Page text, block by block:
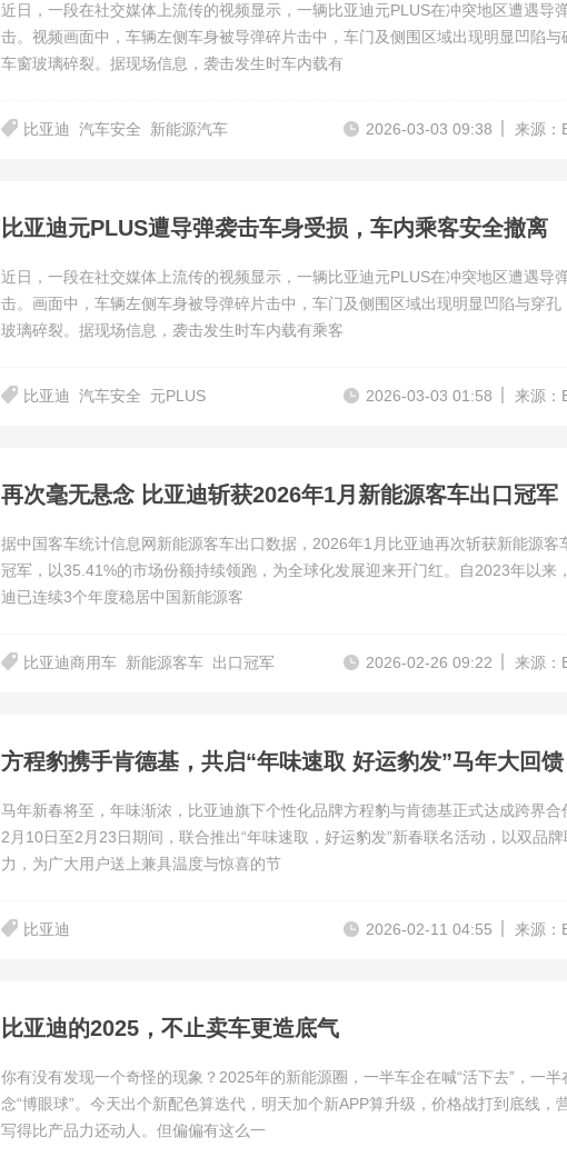
近日，一段在社交媒体上流传的视频显示，一辆比亚迪元PLUS在冲突地区遭遇导
击。视频画面中，车辆左侧车身被导弹碎片击中，车门及侧围区域出现明显凹陷与
车窗玻璃碎裂。据现场信息，袭击发生时车内载有
比亚迪 汽车安全 新能源汽车 来源：
2026-03-03 09:38
比亚迪元PLUS遭导弹袭击车身受损，车内乘客安全撤离
近日，一段在社交媒体上流传的视频显示，一辆比亚迪元PLUS在冲突地区遭遇导
击。画面中，车辆左侧车身被导弹碎片击中，车门及侧围区域出现明显凹陷与穿孔
玻璃碎裂。据现场信息，袭击发生时车内载有乘客
比亚迪 汽车安全 元PLUS 来源：
2026-03-03 01:58
再次毫无悬念 比亚迪斩获2026年1月新能源客车出口冠军
据中国客车统计信息网新能源客车出口数据，2026年1月比亚迪再次斩获新能源客
冠军，以35.41%的市场份额持续领跑，为全球化发展迎来开门红。自2023年以来
迪已连续3个年度稳居中国新能源客
比亚迪商用车 新能源客车 出口冠军 来源：
2026-02-26 09:22
方程豹携手肯德基，共启“年味速取 好运豹发”马年大回馈
马年新春将至，年味渐浓，比亚迪旗下个性化品牌方程豹与肯德基正式达成跨界合
2月10日至2月23日期间，联合推出“年味速取，好运豹发”新春联名活动，以双品牌
力，为广大用户送上兼具温度与惊喜的节
比亚迪 来源：
2026-02-11 04:55
比亚迪的2025，不止卖车更造底气
你有没有发现一个奇怪的现象？2025年的新能源圈，一半车企在喊“活下去”，一半
念“博眼球”。今天出个新配色算迭代，明天加个新APP算升级，价格战打到底线，
写得比产品力还动人。但偏偏有这么一